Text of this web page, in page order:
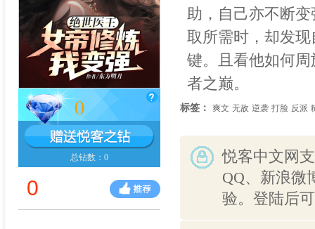
0
总钻数：0
0
助，自己亦不断
取所需时，却发
键。且看他如何
者之巅。
标签： 爽文 无敌 逆袭 打脸 反派
悦客中文网
QQ、新浪微
验。登陆后